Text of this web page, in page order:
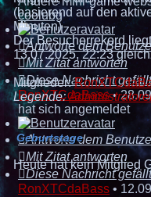
coolubg
Antworte dem
Mit Zitat antworten
Diese Nachricht
RonXTCdaBass•
hat sich angemeldet
Antworte dem
Mit Zitat antworten
Diese Nachricht
RonXTCdaBass •
(basierend auf den
Minuten)
Der Besucherrekord
13.07.2025, 22:23
Mitglieder:
Legende:
Geburtstage
Heute hat kein Mitglied